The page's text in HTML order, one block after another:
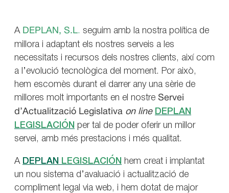
A DEPLAN, S.L. seguim amb la nostra política de
millora i adaptant els nostres serveis a les
necessitats i recursos dels nostres clients, així com
a l’evolució tecnològica del moment. Por això,
hem escomès durant el darrer any una sèrie de
millores molt importants en el nostre Servei
d’Actualització Legislativa on line DEPLAN
LEGISLACIÓN per tal de poder oferir un millor
servei, amb més prestacions i més qualitat.
A DEPLAN LEGISLACIÓN
hem creat i implantat
un nou sistema d’avaluació i actualització de
compliment legal via web, i hem dotat de major